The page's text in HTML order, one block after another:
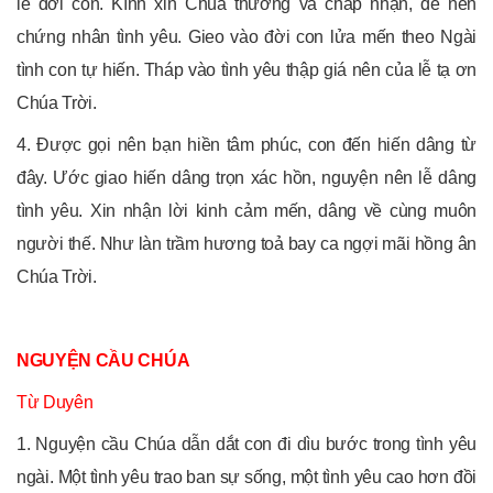
chứng nhân tình yêu. Gieo vào đời con lửa mến theo Ngài
tình con tự hiến. Tháp vào tình yêu thập giá nên của lễ tạ ơn
Chúa Trời.
4. Được gọi nên bạn hiền tâm phúc, con đến hiến dâng từ
đây. Ước giao hiến dâng trọn xác hồn, nguyện nên lễ dâng
tình yêu. Xin nhận lời kinh cảm mến, dâng về cùng muôn
người thế. Như làn trầm hương toả bay ca ngợi mãi hồng ân
Chúa Trời.
NGUYỆN CẦU CHÚA
Từ Duyên
1. Nguyện cầu Chúa dẫn dắt con đi dìu bước trong tình yêu
ngài. Một tình yêu trao ban sự sống, một tình yêu cao hơn đồi